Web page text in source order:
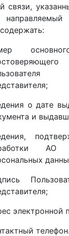
связи,
направляемый
о дате
и
АО
электронной
телефон.